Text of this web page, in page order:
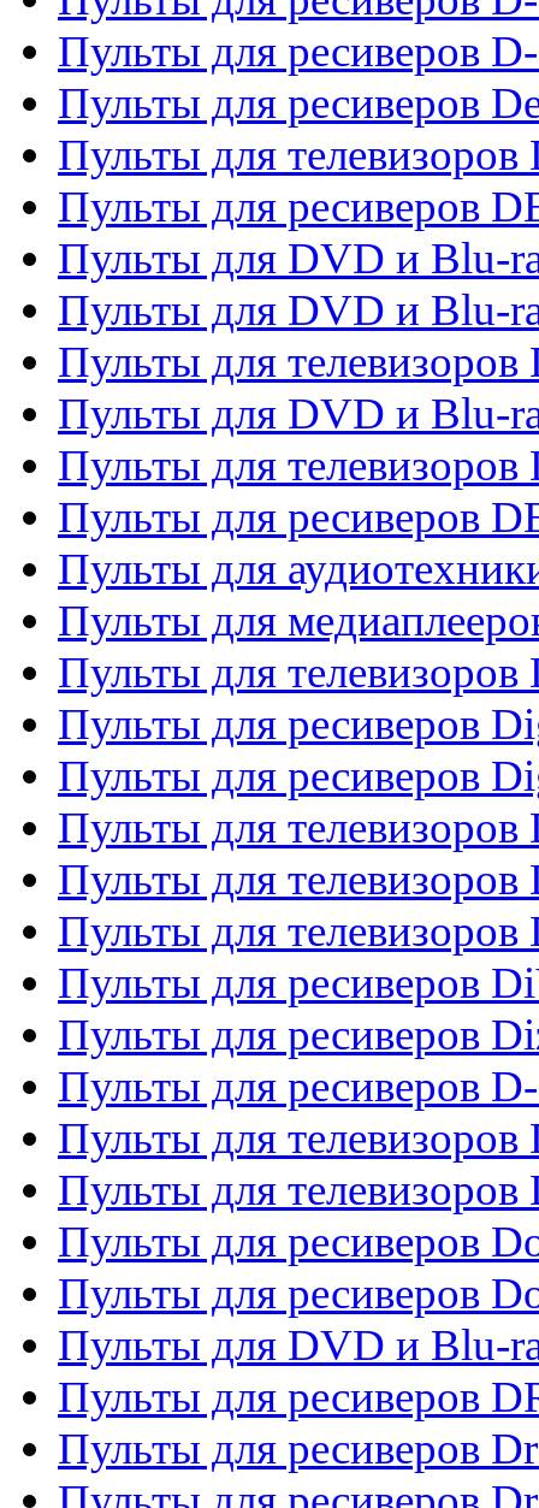
Пульты для ресиверов
Пульты для ресиверов
Пульты для телевизоров
Пульты для ресиверов
Пульты для DVD и Blu-
Пульты для DVD и Blu-
Пульты для
Пульты для DVD и Blu-
Пульты для телевизоров
Пульты для ресиверов
Пульты для
Пульты для
Пульты для телевизоров
Пульты для ресиверов
Пульты для ресиверов
Пульты для
Пульты для
Пульты для телевизоров
Пульты для ресиверов
Пульты для ресиверов
Пульты для ресиверов
Пульты для телевизоров
Пульты для
Пульты для ресиверов
Пульты для ресиверов
Пульты для DVD и Blu-
Пульты для ресиверов
Пульты для ресиверов